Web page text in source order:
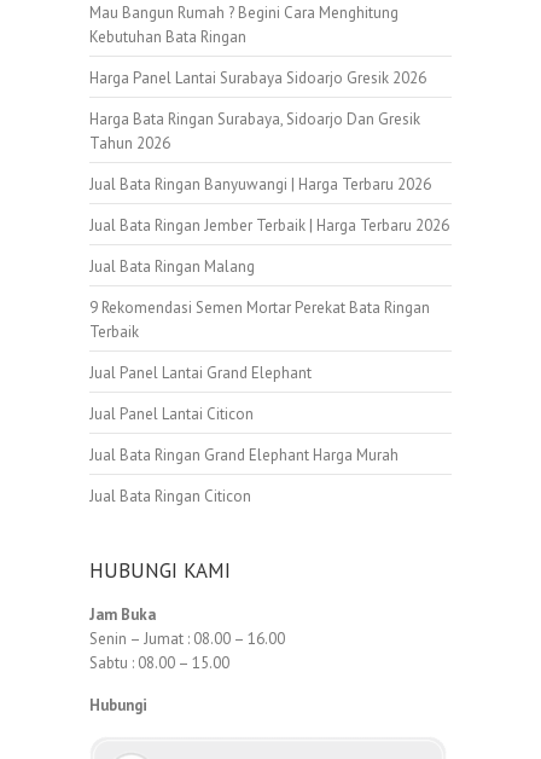
Mau Bangun Rumah ? Begini Cara Menghitung
Kebutuhan Bata Ringan
Harga Panel Lantai Surabaya Sidoarjo Gresik 2026
Harga Bata Ringan Surabaya, Sidoarjo Dan Gresik
Tahun 2026
Jual Bata Ringan Banyuwangi | Harga Terbaru 2026
Jual Bata Ringan Jember Terbaik | Harga Terbaru 2026
Jual Bata Ringan Malang
9 Rekomendasi Semen Mortar Perekat Bata Ringan
Terbaik
Jual Panel Lantai Grand Elephant
Jual Panel Lantai Citicon
Jual Bata Ringan Grand Elephant Harga Murah
Jual Bata Ringan Citicon
HUBUNGI KAMI
Jam Buka
Senin – Jumat : 08.00 – 16.00
Sabtu : 08.00 – 15.00
Hubungi